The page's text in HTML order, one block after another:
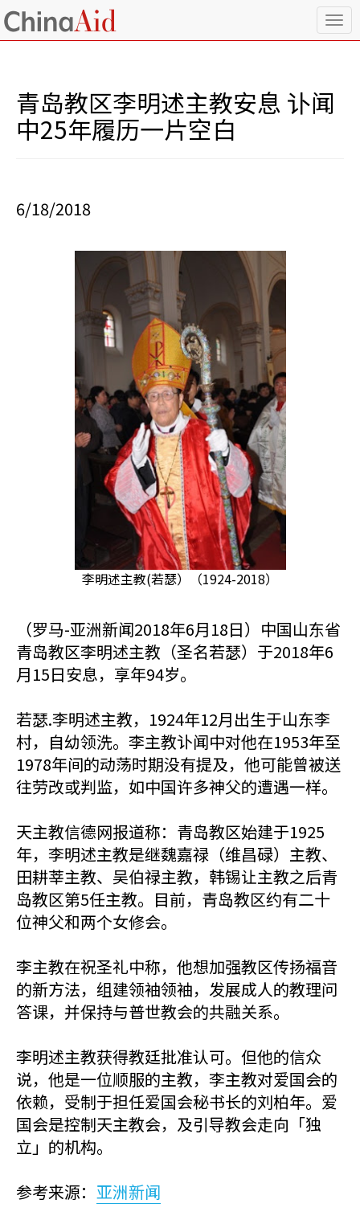
T
o
青岛教区李明述主教安息 讣闻
中25年履历一片空白
6/18/2018
李明述主教(若瑟）（1924-2018）
（罗马-亚洲新闻2018年6月18日）中国山东省
青岛教区李明述主教（圣名若瑟）于2018年6
月15日安息，享年94岁。
若瑟.李明述主教，1924年12月出生于山东李
村，自幼领洗。李主教讣闻中对他在1953年至
1978年间的动荡时期没有提及，他可能曾被送
往劳改或判监，如中国许多神父的遭遇一样。
天主教信德网报道称：青岛教区始建于1925
年，李明述主教是继魏嘉禄（维昌碌）主教、
田耕莘主教、吴伯禄主教，韩锡让主教之后青
岛教区第5任主教。目前，青岛教区约有二十
位神父和两个女修会。
李主教在祝圣礼中称，他想加强教区传扬福音
的新方法，组建领袖领袖，发展成人的教理问
答课，并保持与普世教会的共融关系。
李明述主教获得教廷批准认可。但他的信众
说，他是一位顺服的主教，李主教对爱国会的
依赖，受制于担任爱国会秘书长的刘柏年。爱
国会是控制天主教会，及引导教会走向「独
立」的机构。
参考来源： 亚洲新闻